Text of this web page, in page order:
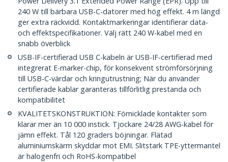
240 W till bärbara USB-C-datorer med hög effekt. 4 m längd
ger extra räckvidd. Kontaktmarkeringar identifierar data-
och effektspecifikationer. Välj rätt 240 W-kabel med en
snabb överblick
USB-IF-certifierad USB C-kabeln är USB-IF-certifierad med
integrerat E-marker-chip, för konsekvent strömförsörjning
till USB-C-värdar och kringutrustning; När du använder
certifierade kablar garanteras tillförlitlig prestanda och
kompatibilitet
KVALITETSKONSTRUKTION: Förnicklade kontakter som
klarar mer än 10 000 instick. Tjockare 24/28 AWG-kabel för
jämn effekt. Tål 120 graders böjningar. Flätad
aluminiumskärm skyddar mot EMI. Slitstark TPE-yttermantel
är halogenfri och RoHS-kompatibel